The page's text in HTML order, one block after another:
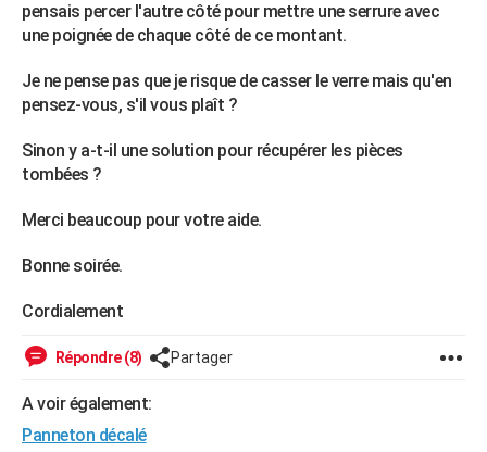
pensais percer l'autre côté pour mettre une serrure avec
une poignée de chaque côté de ce montant.
Je ne pense pas que je risque de casser le verre mais qu'en
pensez-vous, s'il vous plaît ?
Sinon y a-t-il une solution pour récupérer les pièces
tombées ?
Merci beaucoup pour votre aide.
Bonne soirée.
Cordialement
Répondre (8) Partager
A voir également:
Panneton décalé